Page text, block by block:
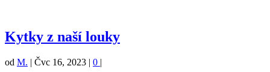
Kytky z naší louky
od M. | Čvc 16, 2023 | 0 |